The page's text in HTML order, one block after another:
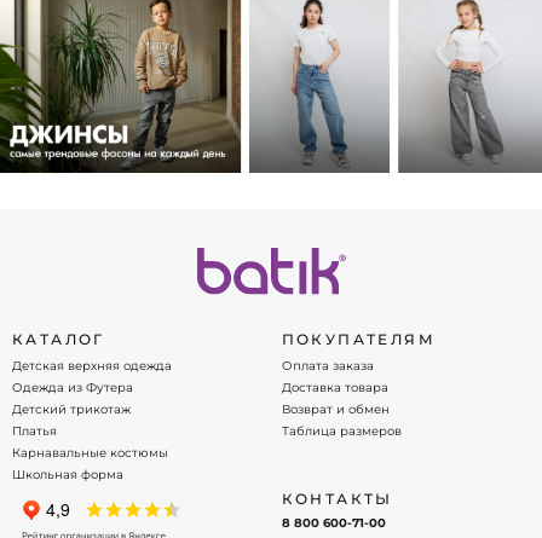
КАТАЛОГ
Детская верхняя одежда
Одежда из Футера
Детский трикотаж
Платья
Карнавальные костюмы
Школьная форма
ПОКУПАТЕЛЯМ
Оплата заказа
Доставка товара
Возврат и обмен
Таблица размеров
КОНТАКТЫ
8 800 600-71-00